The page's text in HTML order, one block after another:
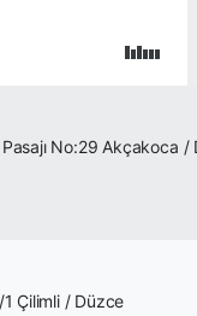
No:29 Akçakoca /
Çilimli / Düzce